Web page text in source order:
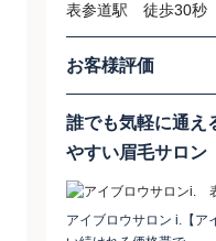
表参道駅 徒歩30秒
お客様評価
誰でも気軽に通え
やすい眉毛サロン
アイブロウサロン i.【ア